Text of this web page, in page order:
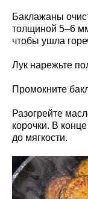
Баклажаны
толщиной 5–6
чтобы ушла
Лук нарежьте
Промокните
Разогрейте
корочки. В
до мягкости.